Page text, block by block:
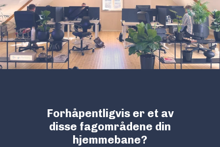
Forhåpentligvis er et av
disse fagområdene din
hjemmebane?